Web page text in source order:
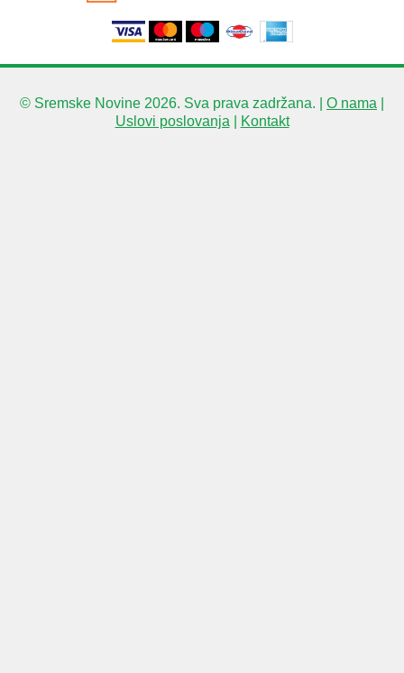
© Sremske Novine 2026. Sva prava zadržana. | O nama
Uslovi poslovanja| Kontakt